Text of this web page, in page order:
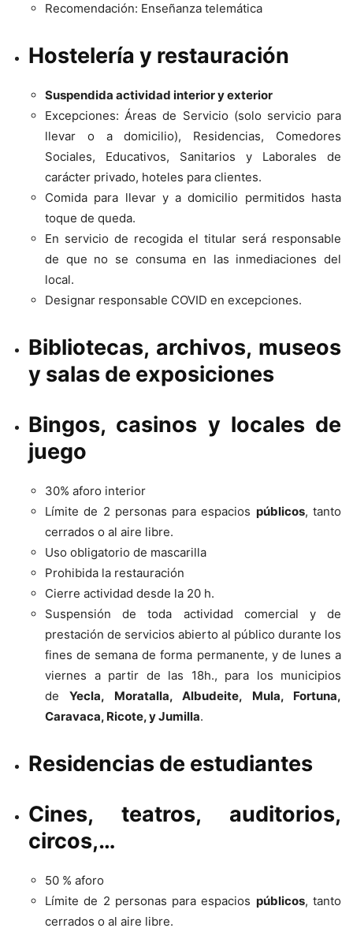
Recomendación: Enseñanza telemática
Hostelería y restauración
Suspendida actividad interior y exterior
Excepciones: Áreas de Servicio (solo servicio para
llevar o a domicilio), Residencias, Comedores
Sociales, Educativos, Sanitarios y Laborales de
carácter privado, hoteles para clientes.
Comida para llevar y a domicilio permitidos hasta
toque de queda.
En servicio de recogida el titular será responsable
de que no se consuma en las inmediaciones del
local.
Designar responsable COVID en excepciones.
Bibliotecas, archivos, museos
y salas de exposiciones
Bingos, casinos y locales de
juego
30% aforo interior
Límite de 2 personas para espacios públicos, tanto
cerrados o al aire libre.
Uso obligatorio de mascarilla
Prohibida la restauración
Cierre actividad desde la 20 h.
Suspensión de toda actividad comercial y de
prestación de servicios abierto al público durante los
fines de semana de forma permanente, y de lunes a
viernes a partir de las 18h., para los municipios
deYecla, Moratalla, Albudeite, Mula, Fortuna,
Caravaca, Ricote, y Jumilla.
Residencias de estudiantes
Cines, teatros, auditorios,
circos,…
50 % aforo
Límite de 2 personas para espacios públicos, tanto
cerrados o al aire libre.